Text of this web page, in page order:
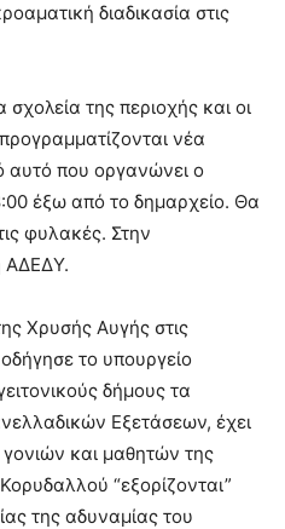
διαδικασία στις
της περιοχής και οι
νέα
αυτό που οργανώνει ο
έξω από το δημαρχείο. Θα
φυλακές. Στην
ΑΔΕΔΥ.
Χρυσής Αυγής στις
το υπουργείο
δήμους τα
Εξετάσεων, έχει
και μαθητών της
“εξορίζονται”
της αδυναμίας του